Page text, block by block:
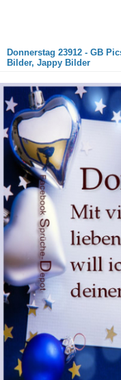
Donnerstag 23912 - GB
Bilder, Jappy Bilder